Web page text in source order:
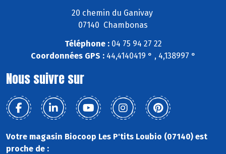
20 chemin du Ganivay
07140 Chambonas
Téléphone :04 75 94 27 22
Coordonnées GPS :44,4140419 ° , 4,138997 °
Nous suivre sur
Votre magasin Biocoop Les P'tits Loubio (07140) est
proche de :